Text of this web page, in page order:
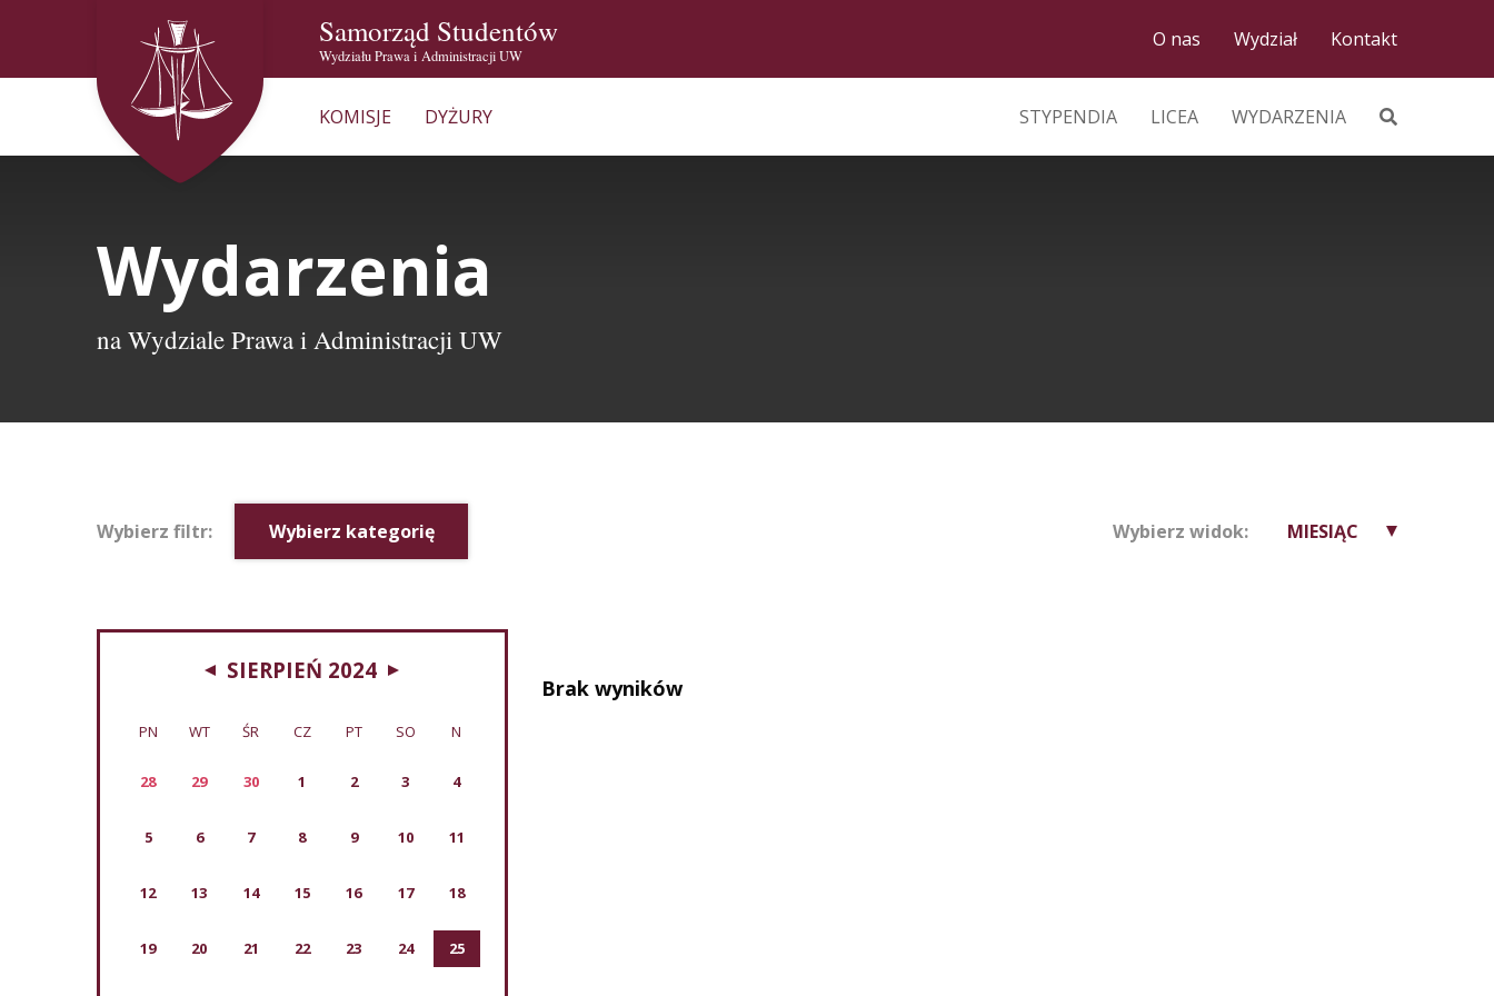
Samorząd Studentów
Wydziału Prawa i Administracji UW
O nas Wydział Kontakt
KOMISJE DYŻURY STYPENDIA LICEA WYDARZENIA
Wydarzenia
na Wydziale Prawa i Administracji UW
Wybierz filtr: Wybierz kategorię Wybierz widok: MIESIĄC
SIERPIEŃ 2024
PN WT ŚR CZ PT SO N
28 29 30 1 2 3 4
5 6 7 8 9 10 11
12 13 14 15 16 17 18
19 20 21 22 23 24 25
Brak wyników